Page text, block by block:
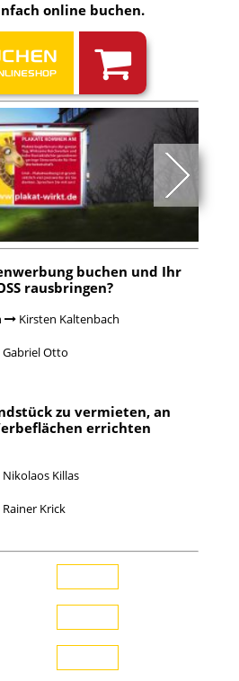
online buchen.
buchen und Ihr
rausbringen?
Kirsten Kaltenbach
Gabriel Otto
zu vermieten, an
errichten
Nikolaos Killas
Rainer Krick